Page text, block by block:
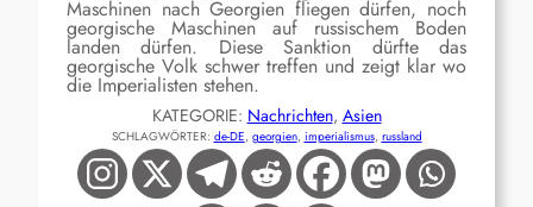
Maschinen nach Georgien fliegen dürfen, noch
georgische Maschinen auf russischem Boden
landen dürfen. Diese Sanktion dürfte das
georgische Volk schwer treffen und zeigt klar wo
die Imperialisten stehen.
KATEGORIE: Nachrichten, Asien
SCHLAGWÖRTER: de-DE, georgien, imperialismus, russland